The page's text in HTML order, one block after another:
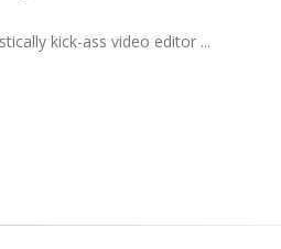
kick-ass video editor ...